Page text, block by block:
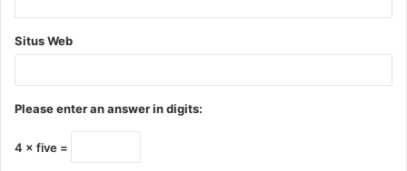
Situs Web
Please enter an answer in digits:
4 × five =